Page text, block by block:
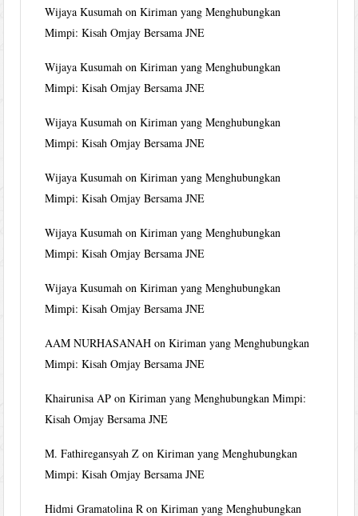
Wijaya Kusumah onKiriman yang Menghubungkan
Mimpi: Kisah Omjay Bersama JNE
Wijaya Kusumah onKiriman yang Menghubungkan
Mimpi: Kisah Omjay Bersama JNE
Wijaya Kusumah onKiriman yang Menghubungkan
Mimpi: Kisah Omjay Bersama JNE
Wijaya Kusumah onKiriman yang Menghubungkan
Mimpi: Kisah Omjay Bersama JNE
Wijaya Kusumah onKiriman yang Menghubungkan
Mimpi: Kisah Omjay Bersama JNE
Wijaya Kusumah onKiriman yang Menghubungkan
Mimpi: Kisah Omjay Bersama JNE
AAM NURHASANAH onKiriman yang Menghubungkan
Mimpi: Kisah Omjay Bersama JNE
Khairunisa AP onKiriman yang Menghubungkan Mimpi:
Kisah Omjay Bersama JNE
M. Fathiregansyah Z onKiriman yang Menghubungkan
Mimpi: Kisah Omjay Bersama JNE
Hidmi Gramatolina R onKiriman yang Menghubungkan